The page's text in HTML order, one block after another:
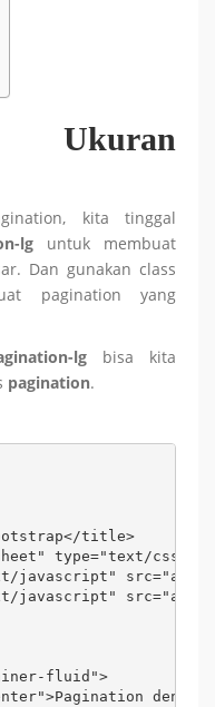
Ukuran
kita tinggal
lguntuk membuat
Dan gunakan class
pagination yang
lg bisa kita
pagination.
title>
type="text/css"
javascript"
javascript"
fluid">
dengan